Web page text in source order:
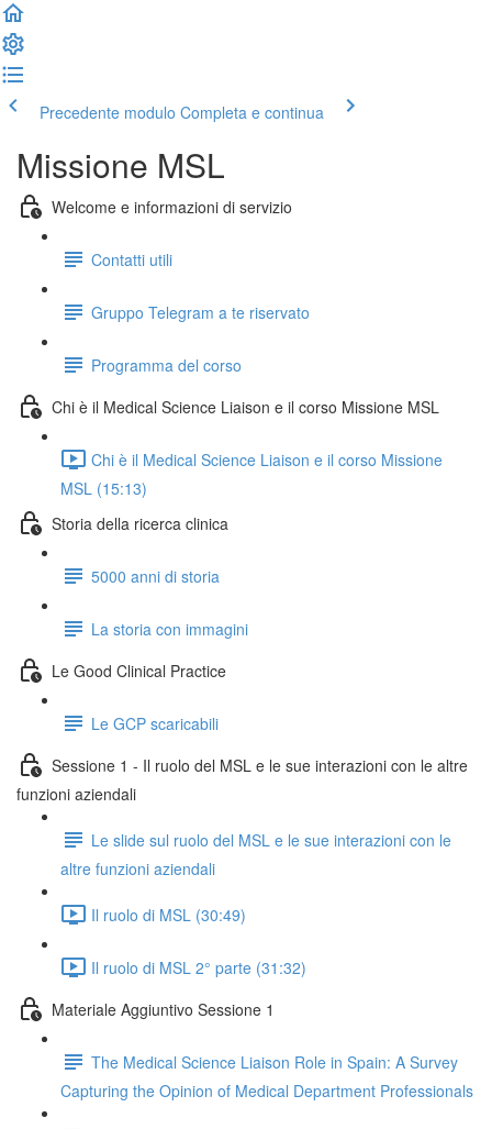
Precedente modulo Completa e continua
Missione MSL
Welcome e informazioni di servizio
Contatti utili
Gruppo Telegram a te riservato
Programma del corso
Chi è il Medical Science Liaison e il corso Missione MSL
Chi è il Medical Science Liaison e il corso Missione
MSL (15:13)
Storia della ricerca clinica
5000 anni di storia
La storia con immagini
Le Good Clinical Practice
Le GCP scaricabili
Sessione 1 - Il ruolo del MSL e le sue interazioni con le altre
funzioni aziendali
Le slide sul ruolo del MSL e le sue interazioni con le
altre funzioni aziendali
Il ruolo di MSL (30:49)
Il ruolo di MSL 2° parte (31:32)
Materiale Aggiuntivo Sessione 1
The Medical Science Liaison Role in Spain: A Survey
Capturing the Opinion of Medical Department Professionals